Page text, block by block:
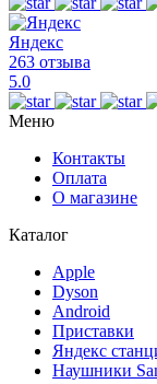
Яндекс
263 отзыва
5.0
Меню
Контакты
Оплата
О магазине
Каталог
Apple
Dyson
Android
Приставки
Яндекс
Наушники